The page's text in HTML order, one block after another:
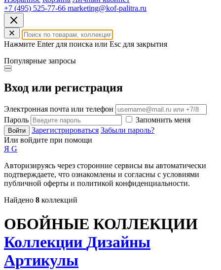
+7 (495) 525-77-66 marketing@kof-palitra.ru
Нажмите Enter для поиска или Esc для закрытия
Популярные запросы
Вход или регистрация
Электронная почта или телефон
Пароль
Запомнить меня
Войти Зарегистрироваться Забыли пароль?
Или войдите при помощи
Я G
Авторизируясь через сторонние сервисы вы автоматически
подтверждаете, что ознакомлены и согласны с условиями
публичной оферты и политикой конфиденциальности.
Найдено 8 коллекций
ОБОЙНЫЕ КОЛЛЕКЦИИ
Коллекции Дизайны
Артикулы